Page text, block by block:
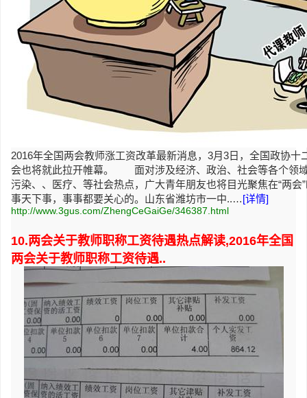
2016年全国两会教师涨工资改革最新消息，3月3日，全国政协十
会也将就此拉开帷幕。 面对涉及经济、政治、社会等各个领
污染、、医疗、等社会热点，广大青年朋友也将目光聚焦在“
事天下事，事事都要关心的。山东省潍坊市一中..…[详情]
http://www.3gus.com/ZhengCeGaiGe/346387.html
10.两会关于教师职称工资待遇热点解读,2016年全国
两会关于教师职称工资待遇..